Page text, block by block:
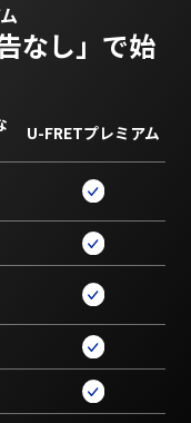
告なし」で始
U-FRETプレミアム